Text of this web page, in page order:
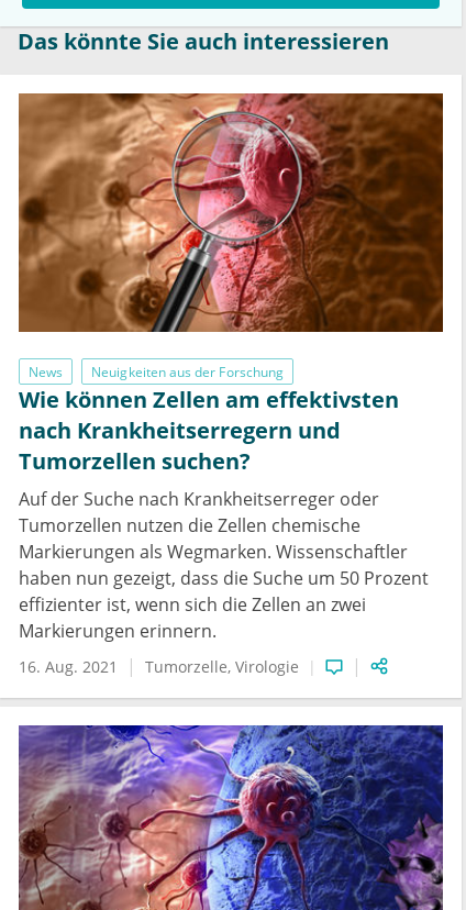
Das könnte Sie auch interessieren
News Neuigkeiten aus der Forschung
Wie können Zellen am effektivsten
nach Krankheitserregern und
Tumorzellen suchen?
Auf der Suche nach Krankheitserreger oder
Tumorzellen nutzen die Zellen chemische
Markierungen als Wegmarken. Wissenschaftler
haben nun gezeigt, dass die Suche um 50 Prozent
effizienter ist, wenn sich die Zellen an zwei
Markierungen erinnern.
16. Aug. 2021 Tumorzelle Virologie